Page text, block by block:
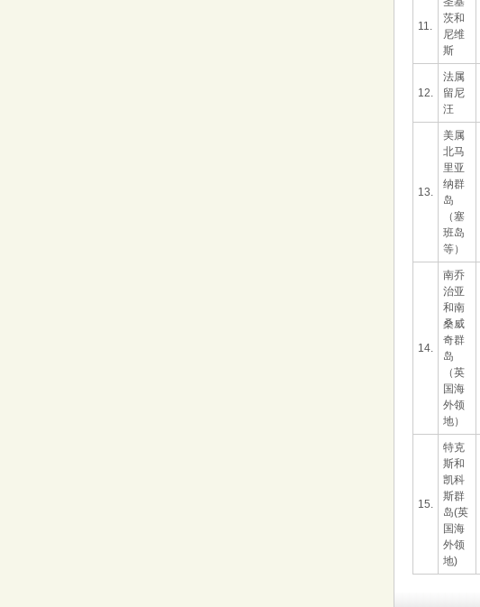
11.
茨和
尼维
斯
12.
法属
留尼
汪
13.
美属
北马
里亚
纳群
岛
（塞
班岛
等）
14.
南乔
治亚
和南
桑威
奇群
岛
（英
国海
外领
地）
15.
特克
斯和
凯科
斯群
岛(英
国海
外领
地)